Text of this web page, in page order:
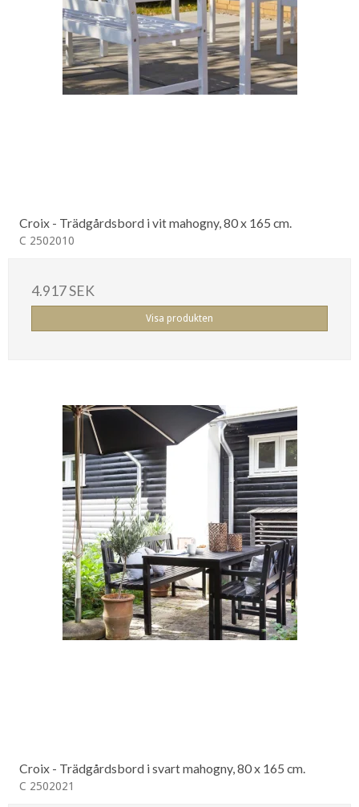
Croix - Trädgårdsbord i vit mahogny, 80 x 165 cm.
C 2502010
4.917 SEK
Visa produkten
Croix - Trädgårdsbord i svart mahogny, 80 x 165 cm.
C 2502021